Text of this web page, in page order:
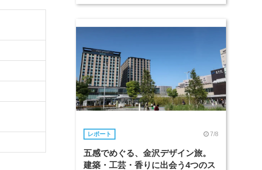
レポート 7/8
五感でめぐる、金沢デザイン旅。
建築・工芸・香りに出会う4つのス